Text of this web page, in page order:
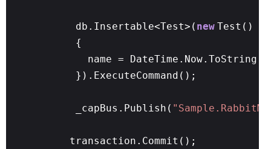
db.Insertable<Test>( new Test()
{
name = DateTime.Now.ToString()
}).ExecuteCommand();
_capBus.Publish(
transaction.Commit();